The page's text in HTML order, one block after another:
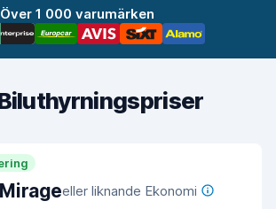
Över 1 000 varumärken
eller liknande Ekonomi